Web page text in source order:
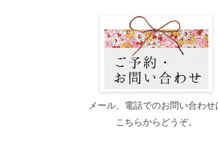
メール、電話でのお問い合わせ
こちらからどうぞ。